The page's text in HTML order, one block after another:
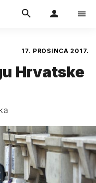
17. PROSINCA 2017.
Hrvatske